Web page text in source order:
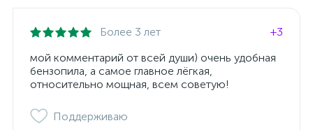
Более 3 лет
+3
мой комментарий от всей души) очень удобная
бензопила, а самое главное лёгкая,
относительно мощная, всем советую!
Поддерживаю